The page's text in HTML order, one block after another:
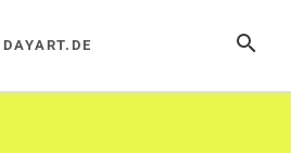
SUCHE
DAYART.DE